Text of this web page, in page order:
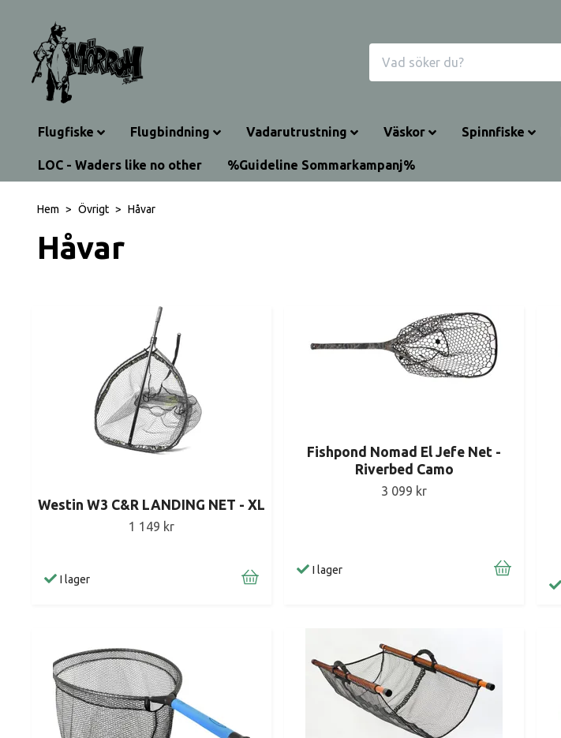
Flugfiske Flugbindning Vadarutrustning Väskor Spinnfiske
LOC - Waders like no other %Guideline Sommarkampanj%
Hem Övrigt Håvar
Håvar
Westin W3 C&R LANDING NET - XL
1 149 kr
I lager
Fishpond Nomad El Jefe Net -
Riverbed Camo
3 099 kr
I lager